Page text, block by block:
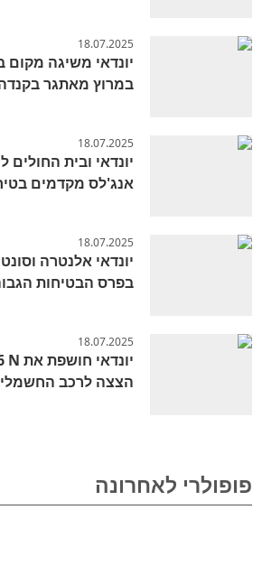
EPEAT
18.07.2025
יונדאי משיגה מקום
במרוץ מאתגר
18.07.2025
יונדאי ובית החולים
אנג'לס מקדמים
18.07.2025
בפרס הבטיחות
18.07.2025
הצצה לרכב
פופולרי לאחרונה